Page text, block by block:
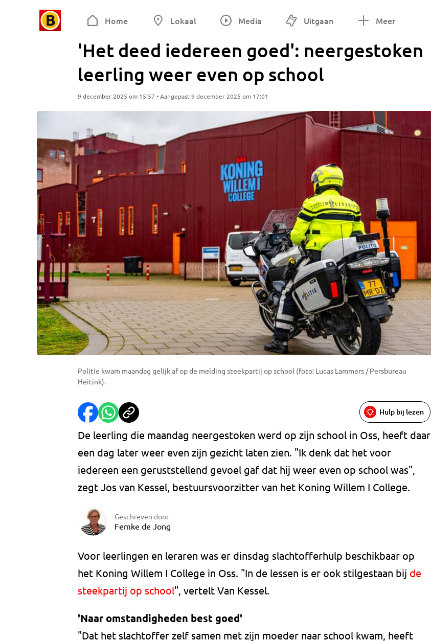
Home Lokaal Media Uitgaan Meer
'Het deed iedereen goed': neergestoken
leerling weer even op school
9 december 2025 om 15:57 • Aangepast 9 december 2025 om 17:01
Politie kwam maandag gelijk af op de melding steekpartij op school (foto: Lucas Lammers / Persbureau
Heitink).
Hulp bij lezen
De leerling die maandag neergestoken werd op zijn school in Oss, heeft daar
een dag later weer even zijn gezicht laten zien. "Ik denk dat het voor
iedereen een geruststellend gevoel gaf dat hij weer even op school was",
zegt Jos van Kessel, bestuursvoorzitter van het Koning Willem I College.
Geschreven door
Femke de Jong
Voor leerlingen en leraren was er dinsdag slachtofferhulp beschikbaar op
het Koning Willem I College in Oss. "In de lessen is er ook stilgestaan bij de
steekpartij op school", vertelt Van Kessel.
'Naar omstandigheden best goed'
"Dat het slachtoffer zelf samen met zijn moeder naar school kwam, heeft